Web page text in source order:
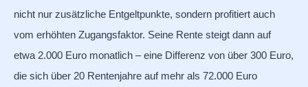
nicht nur zusätzliche Entgeltpunkte, sondern profitiert auch
vom erhöhten Zugangsfaktor. Seine Rente steigt dann auf
etwa 2.000 Euro monatlich – eine Differenz von über 300 Euro,
die sich über 20 Rentenjahre auf mehr als 72.000 Euro